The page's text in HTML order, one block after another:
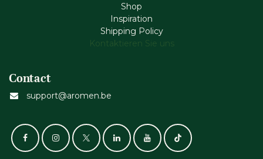
Shop
Inspiration
Shipping Policy
Kontaktieren Sie uns
Contact
support@aromen.be